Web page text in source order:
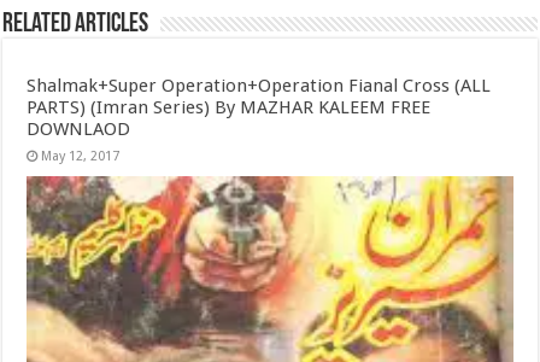
Related Articles
Shalmak+Super Operation+Operation Fianal Cross (ALL
PARTS) (Imran Series) By MAZHAR KALEEM FREE
DOWNLAOD
May 12, 2017